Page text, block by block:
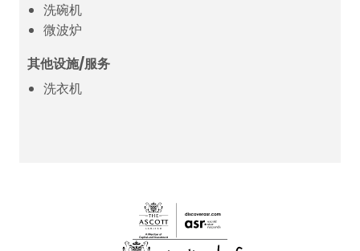
洗碗机
微波炉
其他设施/服务
洗衣机